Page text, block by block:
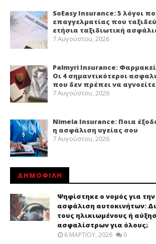
SoEasy Insurance: 5 λόγοι
επαγγελματίας που
ετήσια ταξιδιωτική
7 Αυγούστου, 2026
Palmyri Insurance:
Οι 4 σημαντικότεροι
που δεν πρέπει να αγνοείτε
7 Αυγούστου, 2026
Nimela Insurance: Ποια
η ασφάλιση υγείας σου
7 Αυγούστου, 2026
ΔΗΜΟΦΙΛΗ
Ψηφίστηκε ο νομός για
ασφάλιση αυτοκινήτων:
τους ηλικιωμένους ή
ασφαλίστρων για όλους;
6 ΜΑΡΤΊΟΥ, 2026 0